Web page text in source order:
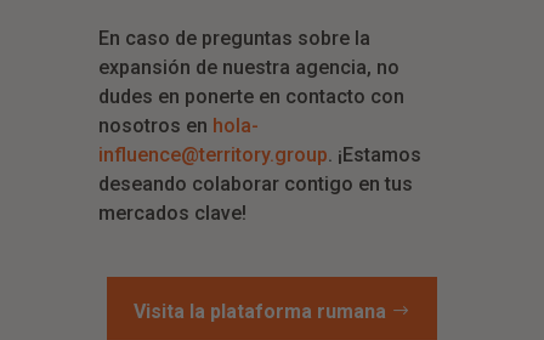
En caso de preguntas sobre la
expansión de nuestra agencia, no
dudes en ponerte en contacto con
nosotros en hola-
influence@territory.group. ¡Estamos
deseando colaborar contigo en tus
mercados clave!
Visita la plataforma rumana